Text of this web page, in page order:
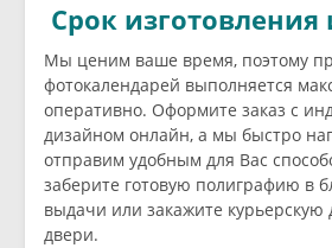
Срок изготовления
Мы ценим ваше время, поэтому
фотокалендарей выполняется
оперативно. Оформите заказ с
дизайном онлайн, а мы быстро
отправим удобным для Вас
заберите готовую полиграфию в
выдачи или закажите курьерскую
двери.